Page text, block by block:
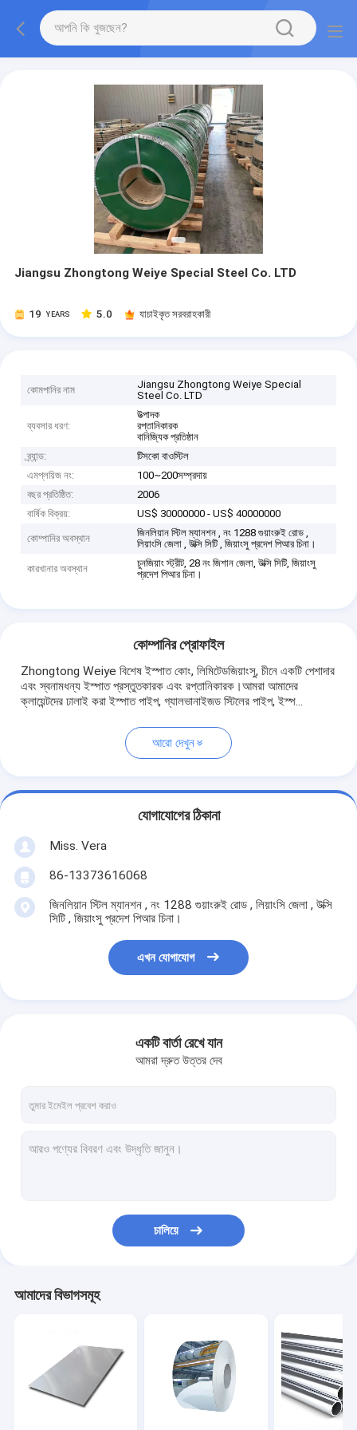
Jiangsu Zhongtong Weiye Special Steel Co. LTD
19 YEARS 5.0 যাচাইকৃত সরবরাহকারী
কোমপানির নাম
Jiangsu Zhongtong Weiye Special
Steel Co. LTD
ব্যবসার ধরণ:
উত্পাদক
রপ্তানিকারক
বানিজ্যিক প্রতিষ্ঠান
ব্র্যান্ড:
টিসকো বাওস্টিল
এমপ্লয়িজ নং:
100~200সম্প্রদায়
বছর প্রতিষ্ঠিত:
2006
বার্ষিক বিক্রয়:
US$ 30000000 - US$ 40000000
কোম্পানির অবস্থান
জিনলিয়ান স্টিল ম্যানশন , নং 1288 গুয়াংরুই রোড ,
লিয়াংসি জেলা , উক্সি সিটি , জিয়াংসু প্রদেশ পিআর চিনা।
কারখানার অবস্থান
চুনজিয়াং স্ট্রীট, 28 নং জিশান জেলা, উক্সি সিটি, জিয়াংসু
প্রদেশ পিআর চিনা।
কোম্পানির প্রোফাইল
Zhongtong Weiye বিশেষ ইস্পাত কোং, লিমিটেডজিয়াংসু, চীনে একটি পেশাদার
এবং স্বনামধন্য ইস্পাত প্রস্তুতকারক এবং রপ্তানিকারক।আমরা আমাদের
ক্লায়েন্টদের ঢালাই করা ইস্পাত পাইপ, গ্যালভানাইজড স্টিলের পাইপ, ইস্প...
আরো দেখুন
যোগাযোগের ঠিকানা
Miss. Vera
86-13373616068
জিনলিয়ান স্টিল ম্যানশন , নং 1288 গুয়াংরুই রোড , লিয়াংসি জেলা , উক্সি
সিটি , জিয়াংসু প্রদেশ পিআর চিনা।
এখন যোগাযোগ
একটি বার্তা রেখে যান
আমরা দ্রুত উত্তর দেব
চালিয়ে
আমাদের বিভাগসমূহ